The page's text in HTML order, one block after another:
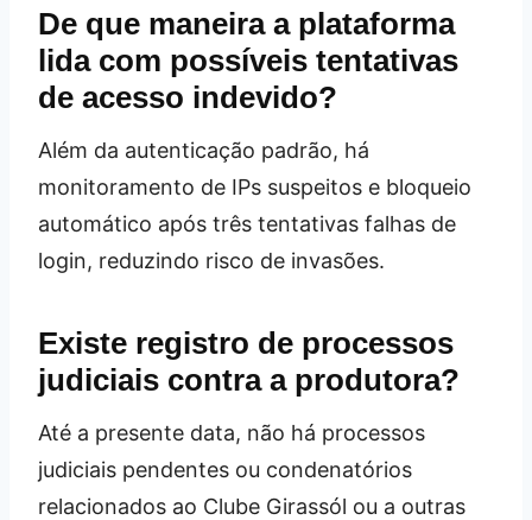
De que maneira a plataforma
lida com possíveis tentativas
de acesso indevido?
Além da autenticação padrão, há
monitoramento de IPs suspeitos e bloqueio
automático após três tentativas falhas de
login, reduzindo risco de invasões.
Existe registro de processos
judiciais contra a produtora?
Até a presente data, não há processos
judiciais pendentes ou condenatórios
relacionados ao Clube Girassól ou a outras